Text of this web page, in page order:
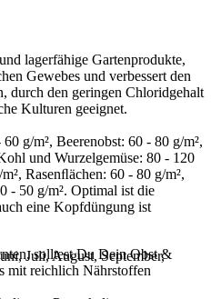
lagerfähige Gartenprodukte,
Gewebes und verbessert den
durch den geringen Chloridgehalt
Kulturen geeignet.
g/m², Beerenobst: 60 - 80 g/m²,
und Wurzelgemüse: 80 - 120
Rasenﬂächen: 60 - 80 g/m²,
- 50 g/m². Optimal ist die
eine Kopfdüngung ist
Juli, August, September,
solltest Du Dein Obst &
mit reichlich Nährstoffen